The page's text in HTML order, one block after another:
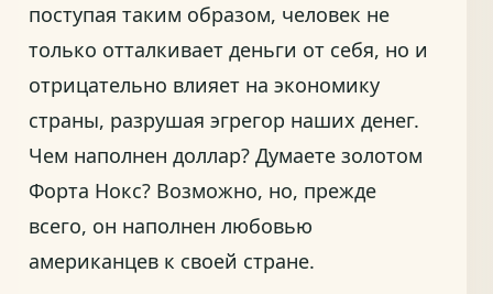
поступая таким образом, человек не
только отталкивает деньги от себя, но и
отрицательно влияет на экономику
страны, разрушая эгрегор наших денег.
Чем наполнен доллар? Думаете золотом
Форта Нокс? Возможно, но, прежде
всего, он наполнен любовью
американцев к своей стране.